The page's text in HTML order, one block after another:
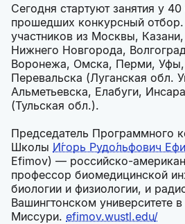
Сегодня стартуют занятия у
прошедших конкурсный
участников из Москвы,
Нижнего Новгорода,
Воронежа, Омска, Перми, Уфы,
Перевальска (Луганская обл.
Альметьевска, Елабуги,
(Тульская обл.).
Председатель Программного
Школы И́горь Рудо́льфович
Efimov) — российско-
профессор биомедицинской
биологии и физиологии, и
Вашингтонском университете
Миссури. efimov.wustl.edu/